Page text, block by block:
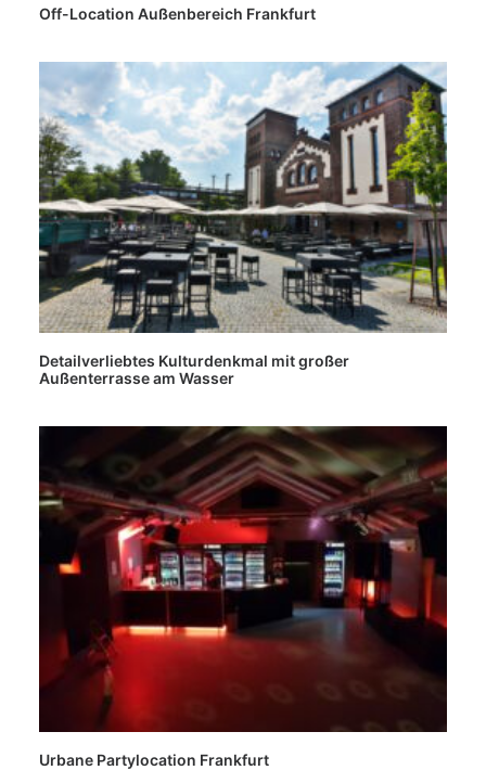
Off-Location Außenbereich Frankfurt
Detailverliebtes Kulturdenkmal mit großer
Außenterrasse am Wasser
Urbane Partylocation Frankfurt